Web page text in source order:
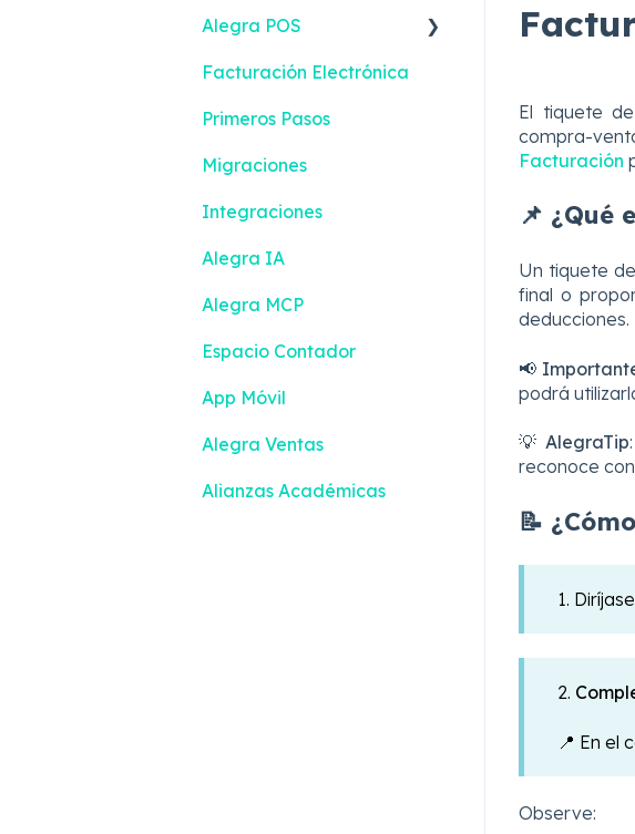
El tiquete
compra-
Facturación
📌 ¿Qué
Un tiquete
final o
deducciones.
📢
podrá
💡 AlegraTip
reconoce
📝
1.
2.
📍 En el
Observe:
Ingresos
Reportes
Gastos
Impuestos y
Alegra POS
Ingresos
Contactos
Configuración
Gestión de efectivo
Inventario
Emisión de documentos
Devoluciones
Turnos
Facturación Electrónica
Primeros Pasos
Migraciones
Integraciones
Alegra IA
Alegra MCP
Espacio Contador
App Móvil
Alegra Ventas
Alianzas Académicas